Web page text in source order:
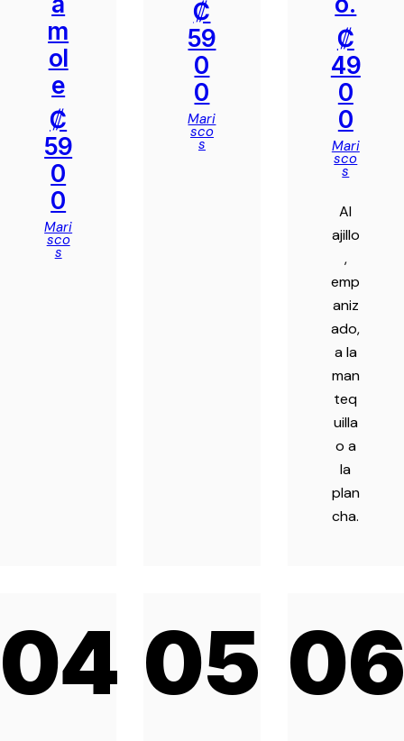
m
ol
e
₡
59
0
0
Mari
sco
s
₡
59
0
0
Mari
sco
s
₡
49
0
0
Mari
sco
s
Al
ajillo
,
emp
aniz
ado,
a la
man
teq
uilla
o a
la
plan
cha.
04 05